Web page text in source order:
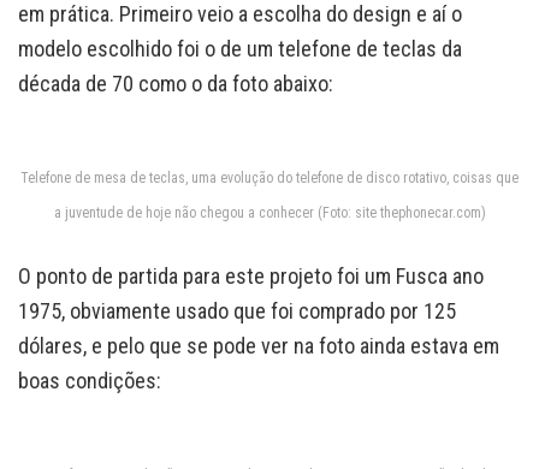
em prática. Primeiro veio a escolha do design e aí o
modelo escolhido foi o de um telefone de teclas da
década de 70 como o da foto abaixo:
Telefone de mesa de teclas, uma evolução do telefone de disco rotativo, coisas que
a juventude de hoje não chegou a conhecer (Foto: site thephonecar.com)
O ponto de partida para este projeto foi um Fusca ano
1975, obviamente usado que foi comprado por 125
dólares, e pelo que se pode ver na foto ainda estava em
boas condições: